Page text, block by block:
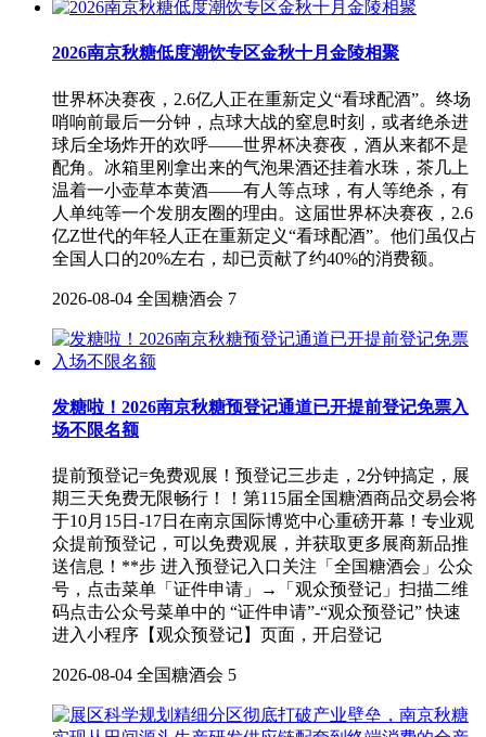
2026南京秋糖低度潮饮专区金秋十月金陵相聚
世界杯决赛夜，2.6亿人正在重新定义“看球配酒”。终场
哨响前最后一分钟，点球大战的窒息时刻，或者绝杀进
球后全场炸开的欢呼——世界杯决赛夜，酒从来都不是
配角。冰箱里刚拿出来的气泡果酒还挂着水珠，茶几上
温着一小壶草本黄酒——有人等点球，有人等绝杀，有
人单纯等一个发朋友圈的理由。这届世界杯决赛夜，2.6
亿Z世代的年轻人正在重新定义“看球配酒”。他们虽仅占
全国人口的20%左右，却已贡献了约40%的消费额。
2026-08-04 全国糖酒会 7
发糖啦！2026南京秋糖预登记通道已开提前登记免票入
场不限名额
提前预登记=免费观展！预登记三步走，2分钟搞定，展
期三天免费无限畅行！！第115届全国糖酒商品交易会将
于10月15日-17日在南京国际博览中心重磅开幕！专业观
众提前预登记，可以免费观展，并获取更多展商新品推
送信息！**步 进入预登记入口关注「全国糖酒会」公众
号，点击菜单「证件申请」→「观众预登记」扫描二维
码点击公众号菜单中的 “证件申请”-“观众预登记” 快速
进入小程序【观众预登记】页面，开启登记
2026-08-04 全国糖酒会 5